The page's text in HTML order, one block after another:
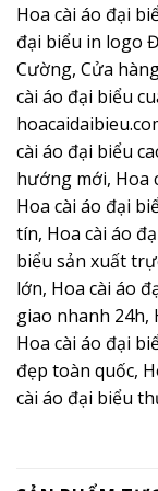
Hoa cài áo đại
đại biểu in logo
Cường, Cửa
cài áo đại biểu
cài áo đại biểu
hướng mới, Hoa
Hoa cài áo đại
tín, Hoa cài áo
biểu sản xuất
lớn, Hoa cài áo
giao nhanh 24h,
Hoa cài áo đại
đẹp toàn quốc,
cài áo đại biểu